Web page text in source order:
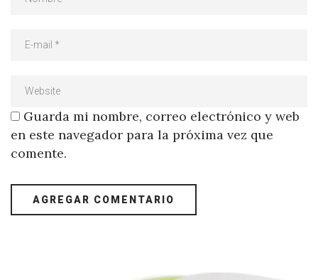
Guarda mi nombre, correo electrónico y web
en este navegador para la próxima vez que
comente.